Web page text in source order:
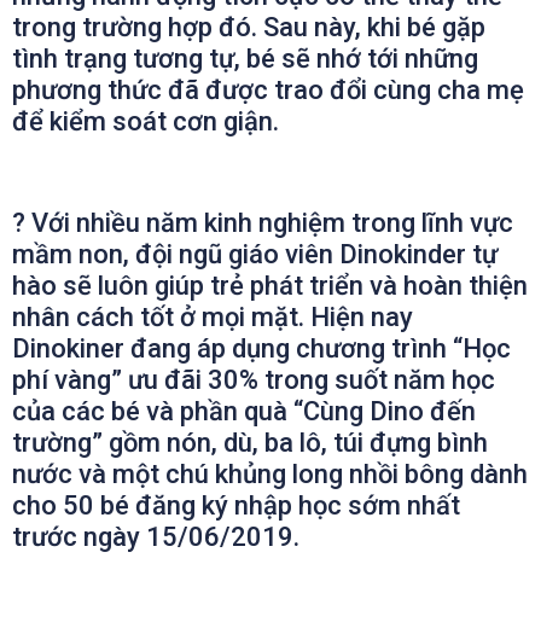
trong trường hợp đó. Sau này, khi bé gặp
tình trạng tương tự, bé sẽ nhớ tới những
phương thức đã được trao đổi cùng cha mẹ
để kiểm soát cơn giận.
? Với nhiều năm kinh nghiệm trong lĩnh vực
mầm non, đội ngũ giáo viên Dinokinder tự
hào sẽ luôn giúp trẻ phát triển và hoàn thiện
nhân cách tốt ở mọi mặt. Hiện nay
Dinokiner đang áp dụng chương trình “Học
phí vàng” ưu đãi 30% trong suốt năm học
của các bé và phần quà “Cùng Dino đến
trường” gồm nón, dù, ba lô, túi đựng bình
nước và một chú khủng long nhồi bông dành
cho 50 bé đăng ký nhập học sớm nhất
trước ngày 15/06/2019.